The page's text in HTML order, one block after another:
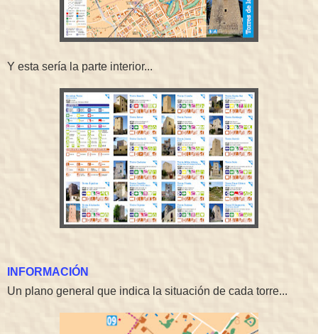
Y esta sería la parte interior...
INFORMACIÓN
Un plano general que indica la situación de cada torre...